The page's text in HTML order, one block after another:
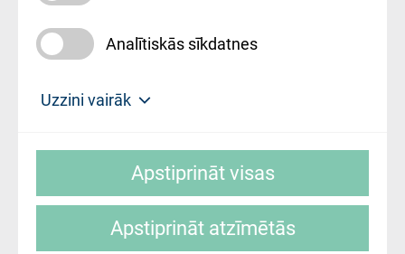
Mājas lapas izstrāde:
Analītiskās sīkdatnes
Uzzini vairāk
slimnīca, turpmāk – Pārzinis, sīkdatņu
sīkdatņu izmantošanas nosacījumiem.
Apstiprināt visas
Apstiprināt atzīmētās